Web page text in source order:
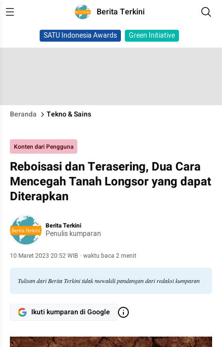
Berita Terkini
SATU Indonesia Awards Green Initiative
Beranda Tekno & Sains
Konten dari Pengguna
Reboisasi dan Terasering, Dua Cara
Mencegah Tanah Longsor yang dapat
Diterapkan
Berita Terkini
Penulis kumparan
10 Maret 2023 20:52 WIB · waktu baca 2 menit
Tulisan dari Berita Terkini tidak mewakili pandangan dari redaksi kumparan
Ikuti kumparan di Google